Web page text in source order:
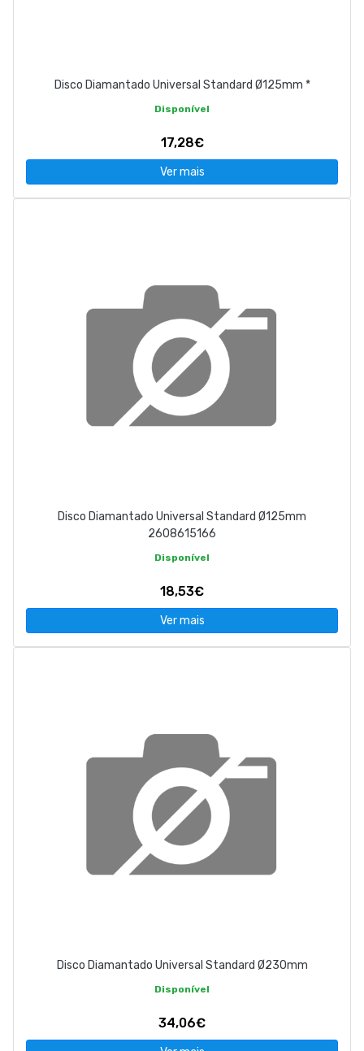
Disco Diamantado Universal Standard Ø125mm *
Disponível
17,28€
Ver mais
Disco Diamantado Universal Standard Ø125mm
2608615166
Disponível
18,53€
Ver mais
Disco Diamantado Universal Standard Ø230mm
Disponível
34,06€